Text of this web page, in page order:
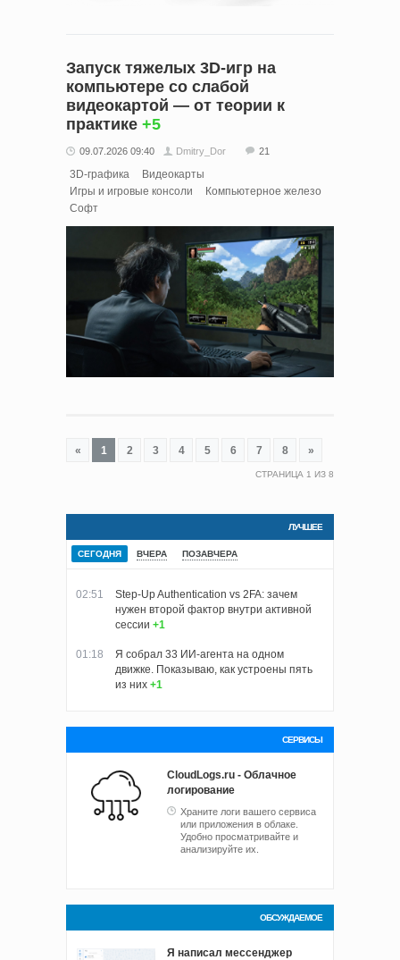
Запуск тяжелых 3D-игр на
компьютере со слабой
видеокартой — от теории к
практике +5
09.07.2026 09:40 Dmitry_Dor 21
3D-графика
Видеокарты
Игры и игровые консоли
Компьютерное железо
Софт
« 1 2 3 4 5 6 7 8 »
СТРАНИЦА 1 ИЗ 8
ЛУЧШЕЕ
СЕГОДНЯ ВЧЕРА ПОЗАВЧЕРА
02:51
Step-Up Authentication vs 2FA: зачем
нужен второй фактор внутри активной
сессии +1
01:18
Я собрал 33 ИИ-агента на одном
движке. Показываю, как устроены пять
из них +1
СЕРВИСЫ
CloudLogs.ru - Облачное
логирование
Храните логи вашего сервиса
или приложения в облаке.
Удобно просматривайте и
анализируйте их.
ОБСУЖДАЕМОЕ
Я написал мессенджер